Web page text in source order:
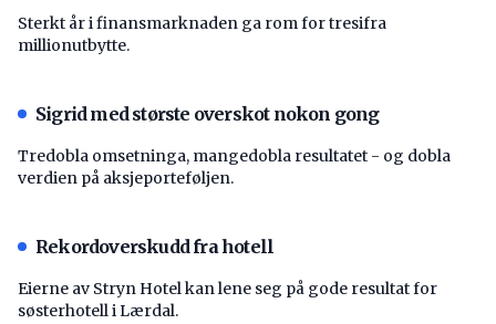
Sterkt år i finansmarknaden ga rom for tresifra
millionutbytte.
Sigrid med største overskot nokon gong
Tredobla omsetninga, mangedobla resultatet - og dobla
verdien på aksjeporteføljen.
Rekordoverskudd fra hotell
Eierne av Stryn Hotel kan lene seg på gode resultat for
søsterhotell i Lærdal.